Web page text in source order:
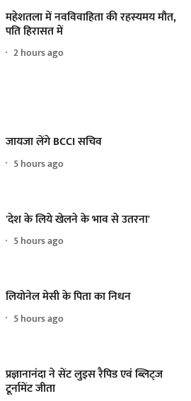
महेशतला में नवविवाहिता की रहस्यमय मौत,
पति हिरासत में
2 hours ago
जायजा लेंगे BCCI सचिव
5 hours ago
'देश के लिये खेलने के भाव से उतरना'
5 hours ago
लियोनेल मेसी के पिता का निधन
5 hours ago
प्रज्ञानानंदा ने सेंट लुइस रैपिड एवं ब्लिट्ज
टूर्नामेंट जीता